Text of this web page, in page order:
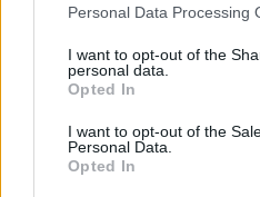
Personal Data Processing
I want to opt-out of the
personal data.
Opted In
I want to opt-out of the
Personal Data.
Opted In